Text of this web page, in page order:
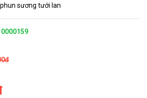
sương tưới lan